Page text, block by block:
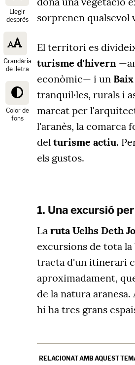
Llegir
després
Grandària
de lletra
Color de
fons
sorprenen qualsevol
El territori es
turisme d'hivern
econòmic— i un
tranquil·les, rurals i
marcat per
l'aranès, la comarca
del turisme actiu.
els gustos.
1. Una excursió
La ruta Uelhs Deth
excursions de tota
tracta d'un itinerari
aproximadament,
de la natura
hi ha tres grans
RELACIONAT AMB AQUEST